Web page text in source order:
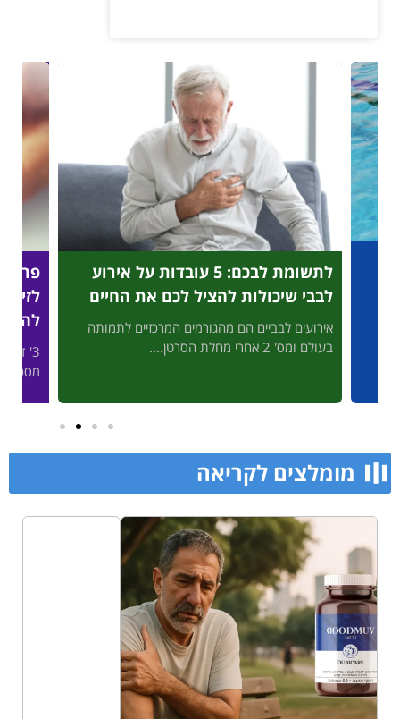
לתשומת לבכם: 5 עובדות על אירוע
להציל לכם את החיים
הם מהגורמים המרכזיים לתמותה
פריצת דרך מהפכנית:
לזיהוי מהיר של התקפי
להציל לכם את החיים
3' דק קריאה המחשבה שהיקרים
מסכן חיים, ללא עזרה מיידית,...
מומלצים לקריאה​